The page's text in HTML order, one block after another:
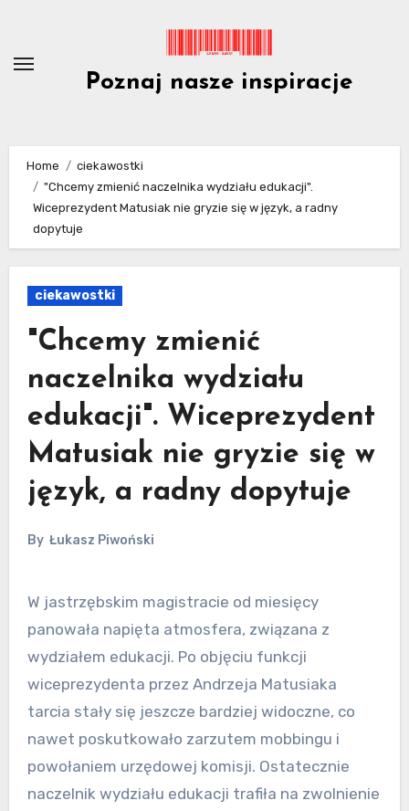
content
Poznaj nasze inspiracje
Home
ciekawostki
"Chcemy zmienić naczelnika wydziału edukacji".
Wiceprezydent Matusiak nie gryzie się w język, a radny
dopytuje
ciekawostki
"Chcemy zmienić
naczelnika wydziału
edukacji". Wiceprezydent
Matusiak nie gryzie się w
język, a radny dopytuje
By Łukasz Piwoński
W jastrzębskim magistracie od miesięcy
panowała napięta atmosfera, związana z
wydziałem edukacji. Po objęciu funkcji
wiceprezydenta przez Andrzeja Matusiaka
tarcia stały się jeszcze bardziej widoczne, co
nawet poskutkowało zarzutem mobbingu i
powołaniem urzędowej komisji. Ostatecznie
naczelnik wydziału edukacji trafiła na zwolnienie